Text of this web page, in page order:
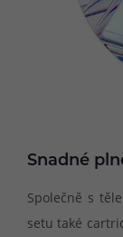
Snadné
Společně s
setu také